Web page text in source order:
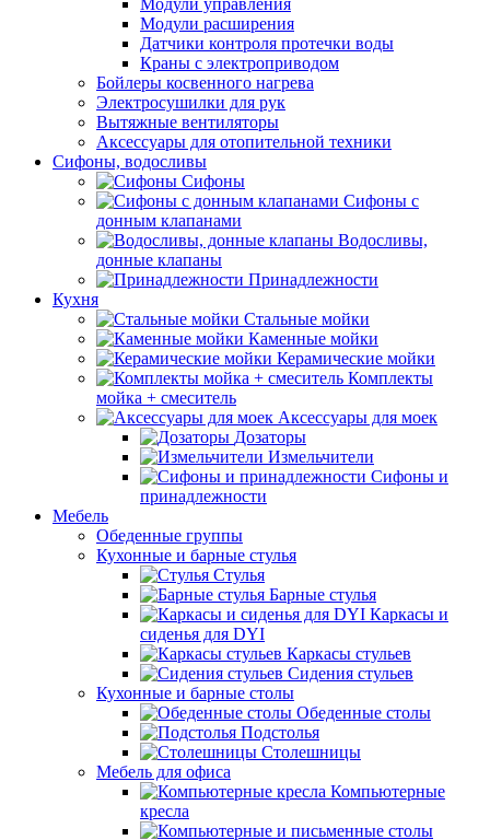
Модули управления
Модули расширения
Датчики контроля протечки воды
Краны с электроприводом
Бойлеры косвенного нагрева
Электросушилки для рук
Вытяжные вентиляторы
Аксессуары для отопительной техники
Сифоны, водосливы
Сифоны
Сифоны с
донным клапанами
Водосливы,
донные клапаны
Принадлежности
Кухня
Стальные мойки
Каменные мойки
Керамические мойки
Комплекты
мойка + смеситель
Аксессуары для моек
Дозаторы
Измельчители
Сифоны и
принадлежности
Мебель
Обеденные группы
Кухонные и барные стулья
Стулья
Барные стулья
Каркасы и
сиденья для DYI
Каркасы стульев
Сидения стульев
Кухонные и барные столы
Обеденные столы
Подстолья
Столешницы
Мебель для офиса
Компьютерные
кресла